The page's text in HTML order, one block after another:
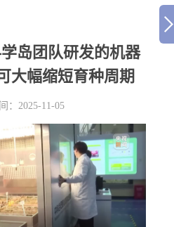
学岛团队研发的机器
大幅缩短育种周期
：2025-11-05